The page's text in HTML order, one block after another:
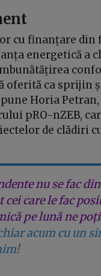
cu finanțare
energetică a
oferită ca sprijin
Horia Petran,
pRO-nZEB,
de clădiri
nu se fac
care le fac
pe lună ne
acum cu un